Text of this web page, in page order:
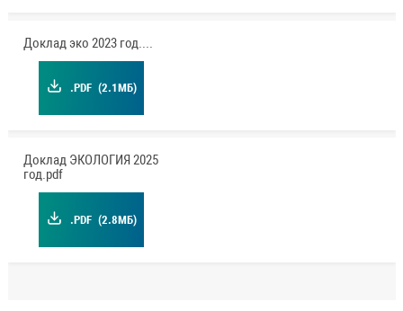
Доклад эко 2023 год.pdf
.PDF (2.1МБ)
Доклад ЭКОЛОГИЯ 2025
год.pdf
.PDF (2.8МБ)